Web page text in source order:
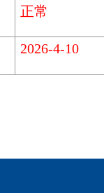
正常
2026-4-10